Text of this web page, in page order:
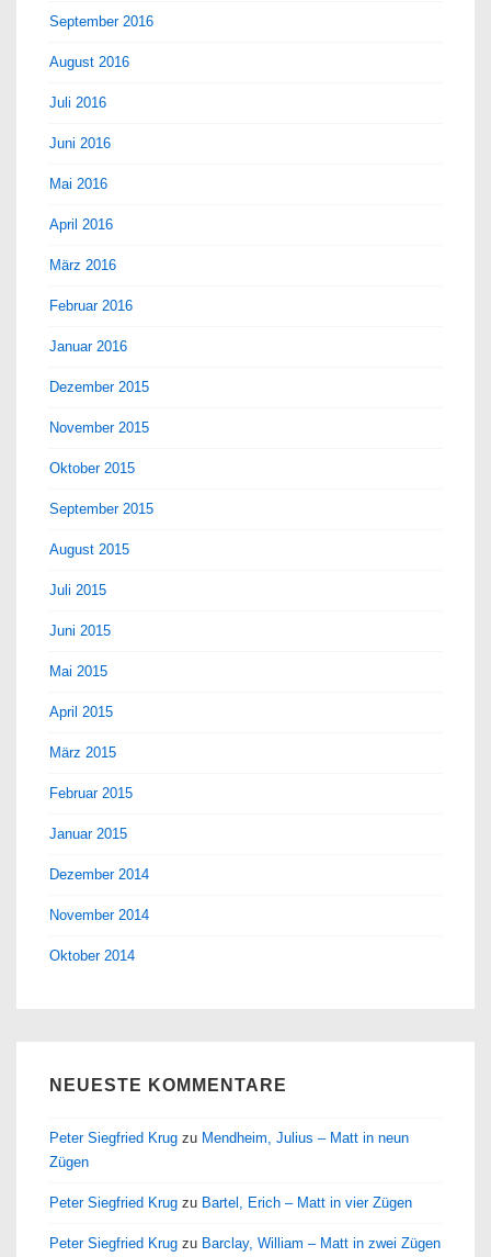
September 2016
August 2016
Juli 2016
Juni 2016
Mai 2016
April 2016
März 2016
Februar 2016
Januar 2016
Dezember 2015
November 2015
Oktober 2015
September 2015
August 2015
Juli 2015
Juni 2015
Mai 2015
April 2015
März 2015
Februar 2015
Januar 2015
Dezember 2014
November 2014
Oktober 2014
NEUESTE KOMMENTARE
Peter Siegfried Krug zu Mendheim, Julius – Matt in neun
Zügen
Peter Siegfried Krug zu Bartel, Erich – Matt in vier Zügen
Peter Siegfried Krug zu Barclay, William – Matt in zwei Zügen